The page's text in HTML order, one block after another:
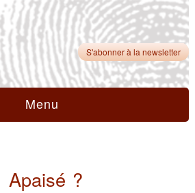
S'abonner à la newsletter
Menu
Apaisé ?